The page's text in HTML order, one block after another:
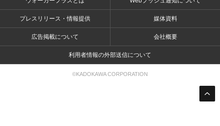
プレスリリース・情報提供 媒体資料
広告掲載について 会社概要
利用者情報の外部送信について
©KADOKAWA CORPORATION